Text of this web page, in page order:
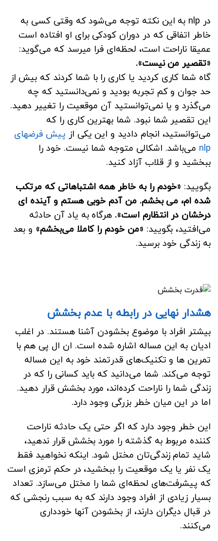
در nlp به این نکته توجه می‌شود که وقتی کسی به
خاطر اتفاقی که در دوران کودکی برای او افتاده است
عمیقا ناراحت است، لحظه‌ای فرا میرسد که می‌گوید:
«تقصیر من نیست».
گاه شما کاری کردید یا کاری را با شما کردند که بیش از
حد جوان و کم تجربه بودید و نمی‌دانستید که چه
می‌گذرد و یا نمی‌توانستید آن موقعیت را تغییر دهید.
این تقصیر شما نبود. شما بهترین کاری را که
می‌توانستید، انجام دادید و این یکی از پیش فرضهای
nlp می‌باشد. اشکالی متوجه شما نیست. خود را
ببخشید و از قلاب آزاد کنید.
بگویید: «خودم را به خاطر همه اشتباهاتی که مرتکب
شده ام، می بخشم. من آدم خوبی هستم و آینده ای
درخشان در انتظارم است». هرگاه به یاد آن حادثه
می‌افتید، بگویید: «من خودم را کاملا می‌بخشم» و بعد
به زندگی خود برسید.
هشدار نهایی در رابطه با عدم بخشش
بیشتر افراد با موضوع بخشودن آشنا هستند. در اغلب
ادیان به این مساله اشاره شده است. ان ال پی هم با
تمرین ها و تکنیک‌های قدرتمند خود به این مساله
توجه می‌کند. شما می‌دانید که باید کسانی را که در
زندگی شما را ناراحت کرده‌اند، مورد بخشش قرار دهید.
اما در این میان خطر بزرگی وجود دارد.
این خطر وجود دارد که اگر حتی یک حادثه ناراحت
کننده مربوط به گذشته را مورد بخشش قرار ندهید،
شاید تمام زندگی‌تان مختل شود. اینکه نخواهید فقط
یک نفر یا یک موقعیت را ببخشید، در حکم ترمزی است
که پیشرفت‌های لحظه‌ای شما را مختل می‌سازد. تعداد
بسیار زیادی از افراد وجود دارند که به سبب رنجشی که
در قبال دیگران دارند، از بخشودن آنها خودداری
می‌کنند.